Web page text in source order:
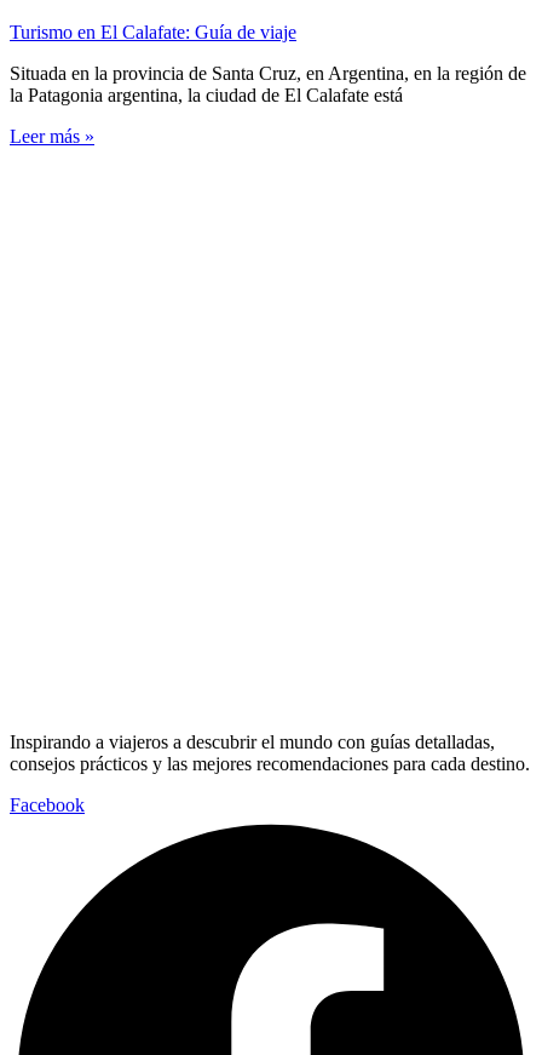
Turismo en El Calafate: Guía de viaje
Situada en la provincia de Santa Cruz, en Argentina, en la región de
la Patagonia argentina, la ciudad de El Calafate está
Leer más »
Inspirando a viajeros a descubrir el mundo con guías detalladas,
consejos prácticos y las mejores recomendaciones para cada destino.
Facebook